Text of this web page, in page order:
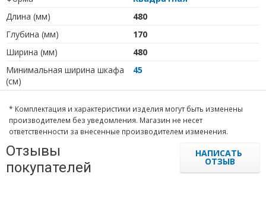
Длина (мм)
480
Глубина (мм)
170
Ширина (мм)
480
Минимальная ширина шкафа
(см)
45
* Комплектация и характеристики изделия могут быть изменены
производителем без уведомления. Магазин не несет
ответственности за внесенные производителем изменения.
Отзывы
покупателей
НАПИСАТЬ
ОТЗЫВ